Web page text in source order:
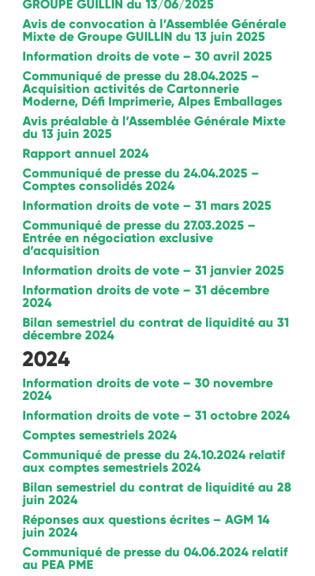
GROUPE GUILLIN du 13/06/2025
Avis de convocation à l’Assemblée Générale
Mixte de Groupe GUILLIN du 13 juin 2025
Information droits de vote – 30 avril 2025
Communiqué de presse du 28.04.2025 –
Acquisition activités de Cartonnerie
Moderne, Défi Imprimerie, Alpes Emballages
Avis préalable à l’Assemblée Générale Mixte
du 13 juin 2025
Rapport annuel 2024
Communiqué de presse du 24.04.2025 –
Comptes consolidés 2024
Information droits de vote – 31 mars 2025
Communiqué de presse du 27.03.2025 –
Entrée en négociation exclusive
d’acquisition
Information droits de vote – 31 janvier 2025
Information droits de vote – 31 décembre
2024
Bilan semestriel du contrat de liquidité au 31
décembre 2024
2024
Information droits de vote – 30 novembre
2024
Information droits de vote – 31 octobre 2024
Comptes semestriels 2024
Communiqué de presse du 24.10.2024 relatif
aux comptes semestriels 2024
Bilan semestriel du contrat de liquidité au 28
juin 2024
Réponses aux questions écrites – AGM 14
juin 2024
Communiqué de presse du 04.06.2024 relatif
au PEA PME